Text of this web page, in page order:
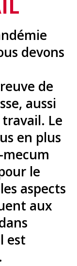
devons
de
aussi
Le
en plus
mecum
le
aspects
aux
est